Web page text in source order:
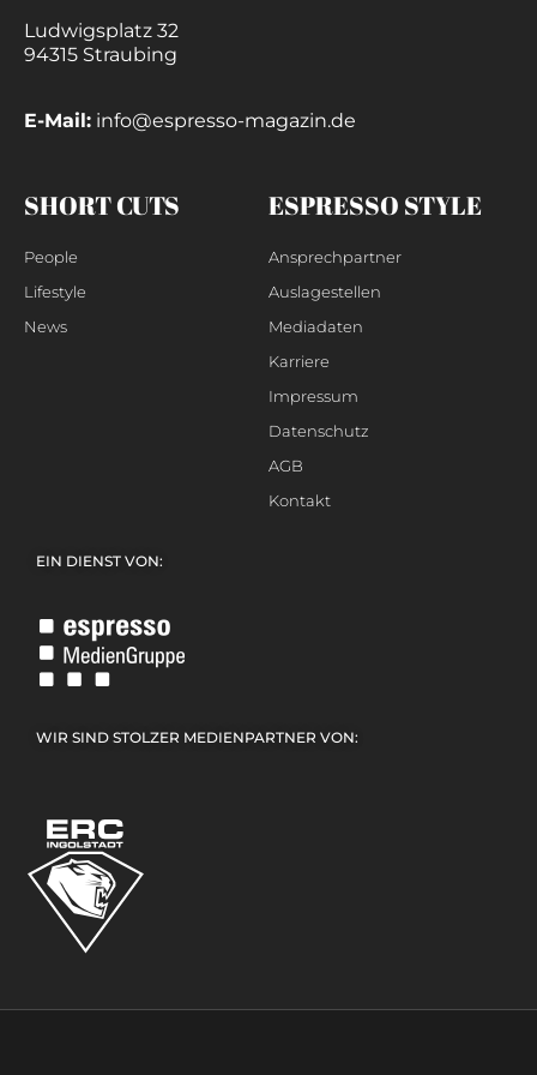
Ludwigsplatz 32
94315 Straubing
E-Mail: info@espresso-magazin.de
SHORT CUTS
People
Lifestyle
News
ESPRESSO STYLE
Ansprechpartner
Auslagestellen
Mediadaten
Karriere
Impressum
Datenschutz
AGB
Kontakt
EIN DIENST VON:
WIR SIND STOLZER MEDIENPARTNER VON: